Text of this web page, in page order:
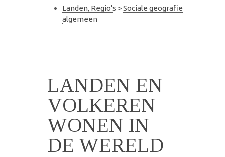
Landen, Regio's >Sociale geografie
algemeen
LANDEN EN
VOLKEREN
WONEN IN
DE WERELD